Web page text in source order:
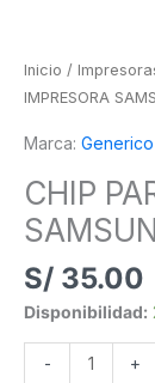
Inicio /
IMPRESORA
Marca: Generico
CHIP
S/ 35.00
Disponibilidad:
-
IMPRESORA
SAMSUNG
1035
+